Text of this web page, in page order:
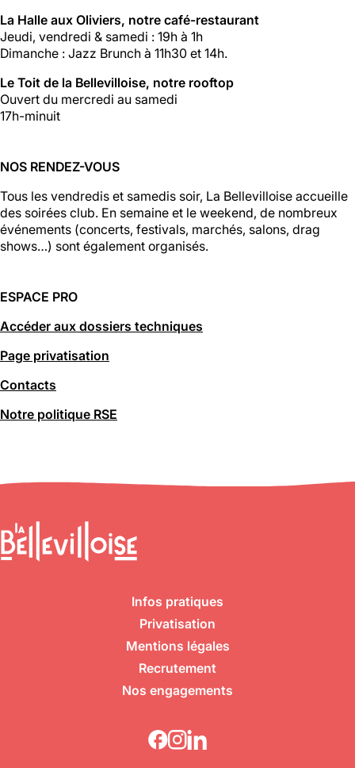
La Halle aux Oliviers, notre café-restaurant
Jeudi, vendredi & samedi : 19h à 1h
Dimanche : Jazz Brunch à 11h30 et 14h.
Le Toit de la Bellevilloise, notre rooftop
Ouvert du mercredi au samedi
17h-minuit
NOS RENDEZ-VOUS
Tous les vendredis et samedis soir, La Bellevilloise accueille
des soirées club. En semaine et le weekend, de nombreux
événements (concerts, festivals, marchés, salons, drag
shows…) sont également organisés.
ESPACE PRO
Accéder aux dossiers techniques
Page privatisation
Contacts
Notre politique RSE
Infos pratiques
Privatisation
Mentions légales
Recrutement
Nos engagements